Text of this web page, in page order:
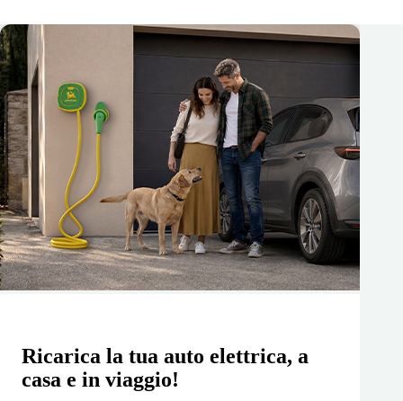
Ricarica la tua auto elettrica, a
casa e in viaggio!